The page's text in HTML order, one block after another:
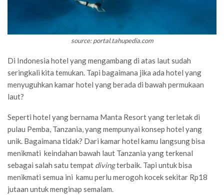
source: portal.tahupedia.com
Di Indonesia hotel yang mengambang di atas laut sudah
seringkali kita temukan. Tapi bagaimana jika ada hotel yang
menyuguhkan kamar hotel yang berada di bawah permukaan
laut?
Seperti hotel yang bernama Manta Resort yang terletak di
pulau Pemba, Tanzania, yang mempunyai konsep hotel yang
unik. Bagaimana tidak? Dari kamar hotel kamu langsung bisa
menikmati keindahan bawah laut Tanzania yang terkenal
sebagai salah satu tempat divingterbaik. Tapi untuk bisa
menikmati semua ini kamu perlu merogoh kocek sekitar Rp18
jutaan untuk menginap semalam.